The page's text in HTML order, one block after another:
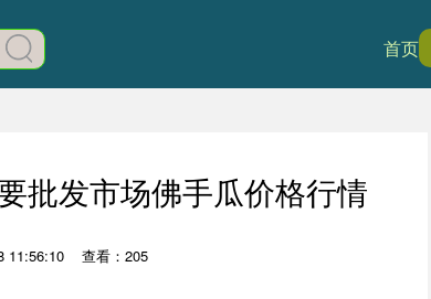
首页
批发市场佛手瓜价格行情
11:56:10 查看：205